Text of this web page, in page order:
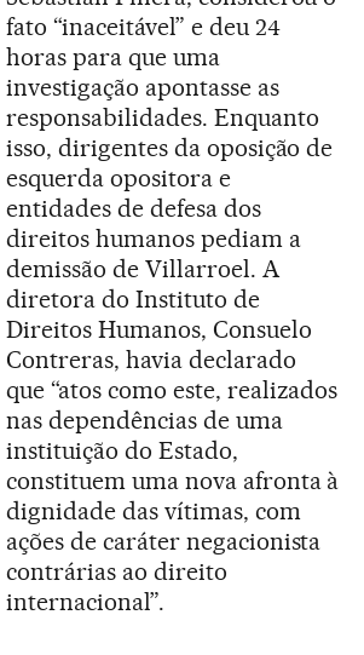
fato “inaceitável” e deu 24
horas para que uma
investigação apontasse as
responsabilidades. Enquanto
isso, dirigentes da oposição de
esquerda opositora e
entidades de defesa dos
direitos humanos pediam a
demissão de Villarroel. A
diretora do Instituto de
Direitos Humanos, Consuelo
Contreras, havia declarado
que “atos como este, realizados
nas dependências de uma
instituição do Estado,
constituem uma nova afronta à
dignidade das vítimas, com
ações de caráter negacionista
contrárias ao direito
internacional”.